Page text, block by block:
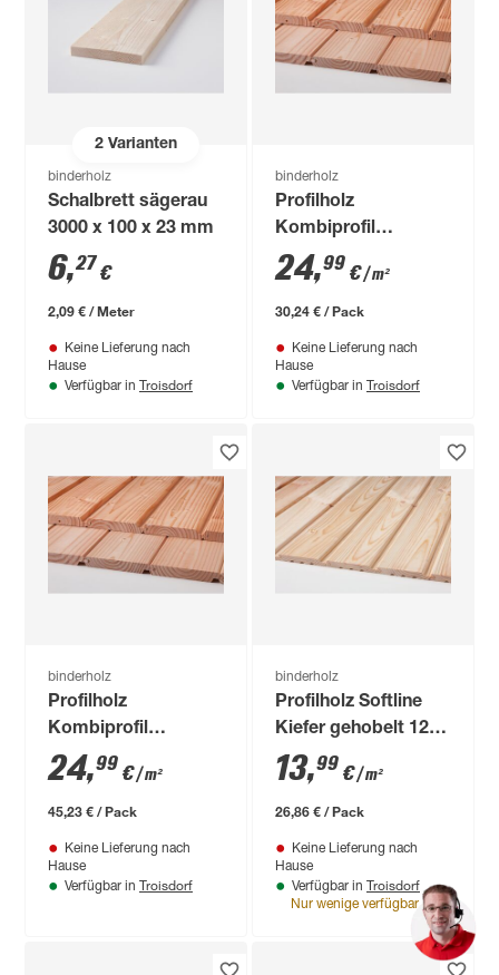
2Varianten
binderholz
Schalbrett sägerau
3000 x 100 x 23 mm
6,27€
2,09 € / Meter
Keine Lieferung nach
Hause
Verfügbar in Troisdorf
binderholz
Profilholz
Kombiprofil
Douglasie gehobelt
19 x 121 x 2000 mm
A/B-Sortierung
24,99 €/ m²
30,24 € / Pack
Keine Lieferung nach
Hause
Verfügbar in Troisdorf
binderholz
Profilholz
Kombiprofil
Douglasie gehobelt
19 x 121 x 3000 mm
A/B-Sortierung
24,99 €/ m²
45,23 € / Pack
Keine Lieferung nach
Hause
Verfügbar in Troisdorf
binderholz
Profilholz Softline
Kiefer gehobelt 12,5
x 96 x 2000 mm
13,99 €/ m²
26,86 € / Pack
Keine Lieferung nach
Hause
Verfügbar in Troisdorf
Nur wenige verfügbar